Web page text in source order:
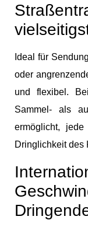
Ideal für
oder
und flexibel.
Sammel- als
ermöglicht,
Dringlichkeit des